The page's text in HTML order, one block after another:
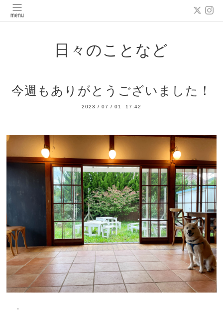
日々のことなど
今週もありがとうございました！
2023 / 07 / 01 17:42
・